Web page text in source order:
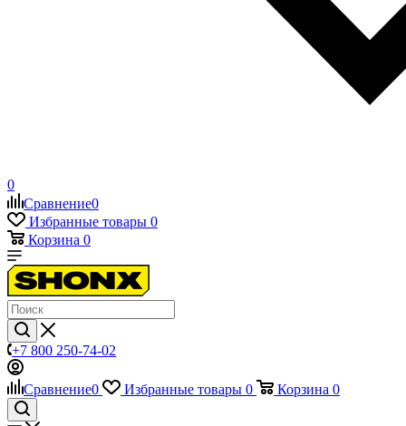
0
Сравнение0
Избранные товары 0
Корзина 0
+7 800 250-74-02
Сравнение0 Избранные товары 0 Корзина 0